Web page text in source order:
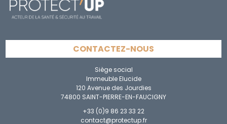
CONTACTEZ-NOUS
Siège social
Immeuble Elucide
120 Avenue des Jourdies
74800 SAINT-PIERRE-EN-FAUCIGNY
+33 (0)9 86 23 33 22
contact@protectup.fr